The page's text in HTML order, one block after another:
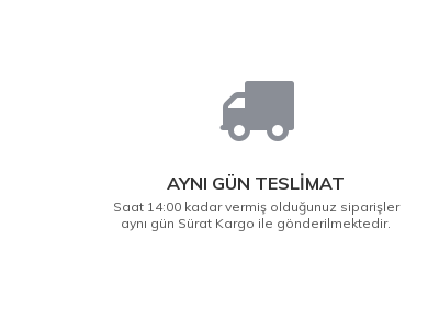
AYNI GÜN TESLİMAT
Saat 14:00 kadar vermiş olduğunuz siparişler
aynı gün Sürat Kargo ile gönderilmektedir.